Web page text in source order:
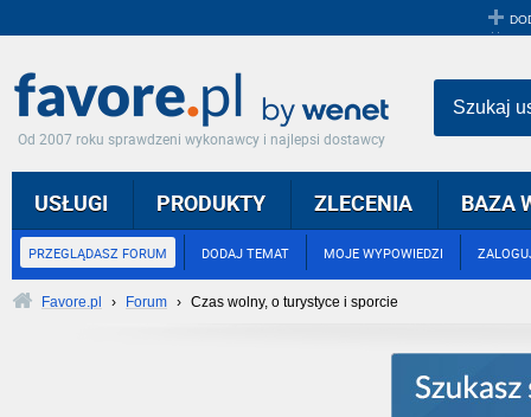
Od 2007 roku sprawdzeni wykonawcy i najlepsi dostawcy
USŁUGI PRODUKTY ZLECENIA BAZA
PRZEGLĄDASZ FORUM DODAJ TEMAT MOJE WYPOWIEDZI
Szukaj
Favore.pl › Forum › Czas wolny, o turystyce i sporcie